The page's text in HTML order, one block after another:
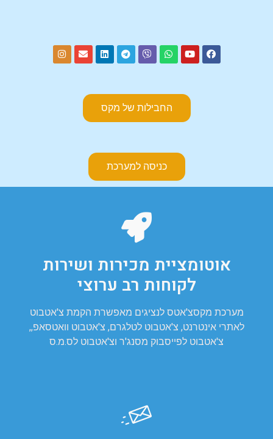
כניסה למערכת
החבילות של מקס
אוטומציית מכירות ושירות
לקוחות רב ערוצי
מערכת מקסצ'אטס לנציגים מאפשרת הקמת צ'אטבוט
לאתרי אינטרנט, צ'אטבוט לטלגרם, צ'אטבוט וואטסאפ,,
צ'אטבוט לפייסבוק מסנג'ר וצ'אטבוט לס.מ.ס